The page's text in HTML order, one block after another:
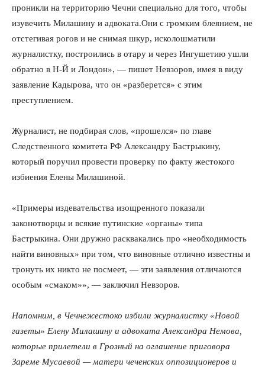
проникли на территорию Чечни специально для того, чтобы
изувечить Милашину и адвоката.Они с громким блеянием, не
отстегивая рогов и не снимая шкур, исколошматили
журналистку, построились в отару и через Ингушетию ушли
обратно в Н-Й и Лондон», — пишет Невзоров, имея в виду
заявление Кадырова, что он «разберется» с этим
преступлением.
Журналист, не подбирая слов, «прошелся» по главе
Следственного комитета РФ Александру Бастрыкину,
который поручил провести проверку по факту жестокого
избиения Елены Милашиной.
«Примеры издевательства изощренного показали
законотворцы и всякие путинские «органы» типа
Бастрыкина. Они дружно расквакались про «необходимость
найти виновных» при том, что виновные отлично известны и
тронуть их никто не посмеет, — эти заявления отличаются
особым «смаком»», — заключил Невзоров.
Напомним, в Чечнежестоко избили журналистку «Новой
газеты» Елену Милашину и адвоката Александра Немова,
которые прилетели в Грозный на оглашение приговора
Зареме Мусаевой — матери чеченских оппозиционеров и